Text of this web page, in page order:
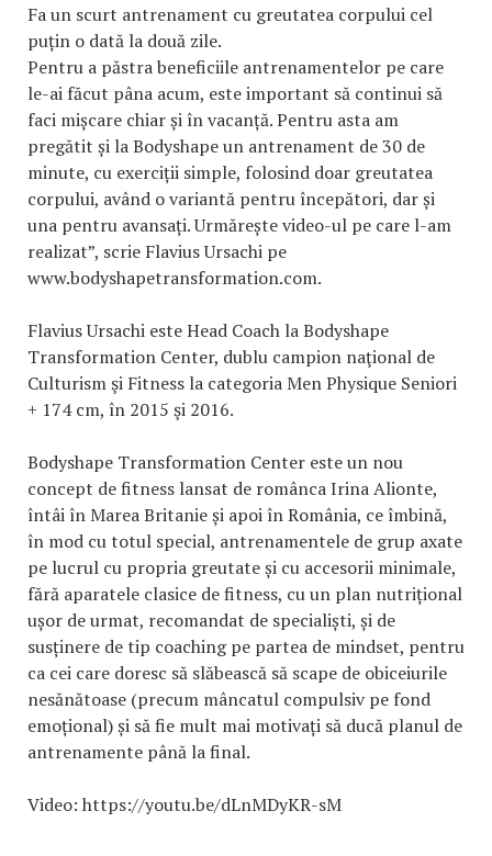
Fa un scurt antrenament cu greutatea corpului cel
puțin o dată la două zile.
Pentru a păstra beneficiile antrenamentelor pe care
le-ai făcut pâna acum, este important să continui să
faci mișcare chiar și în vacanță. Pentru asta am
pregătit și la Bodyshape un antrenament de 30 de
minute, cu exerciții simple, folosind doar greutatea
corpului, având o variantă pentru începători, dar și
una pentru avansați. Urmărește video-ul pe care l-am
realizat”, scrie Flavius Ursachi pe
www.bodyshapetransformation.com.
Flavius Ursachi este Head Coach la Bodyshape
Transformation Center, dublu campion naţional de
Culturism şi Fitness la categoria Men Physique Seniori
+ 174 cm, în 2015 şi 2016.
Bodyshape Transformation Center este un nou
concept de fitness lansat de românca Irina Alionte,
întâi în Marea Britanie și apoi în România, ce îmbină,
în mod cu totul special, antrenamentele de grup axate
pe lucrul cu propria greutate și cu accesorii minimale,
fără aparatele clasice de fitness, cu un plan nutrițional
ușor de urmat, recomandat de specialiști, și de
susținere de tip coaching pe partea de mindset, pentru
ca cei care doresc să slăbească să scape de obiceiurile
nesănătoase (precum mâncatul compulsiv pe fond
emoțional) și să fie mult mai motivați să ducă planul de
antrenamente până la final.
Video: https://youtu.be/dLnMDyKR-sM